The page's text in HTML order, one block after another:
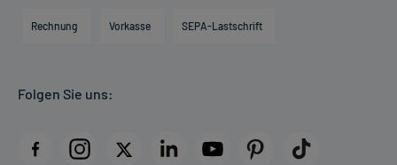
Direktabrechnung PKV
AGB
Datenschutz
Rechnung Vorkasse SEPA-Lastschrift
Folgen Sie uns: